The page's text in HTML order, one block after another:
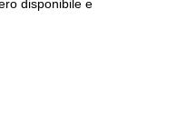
disponibile e